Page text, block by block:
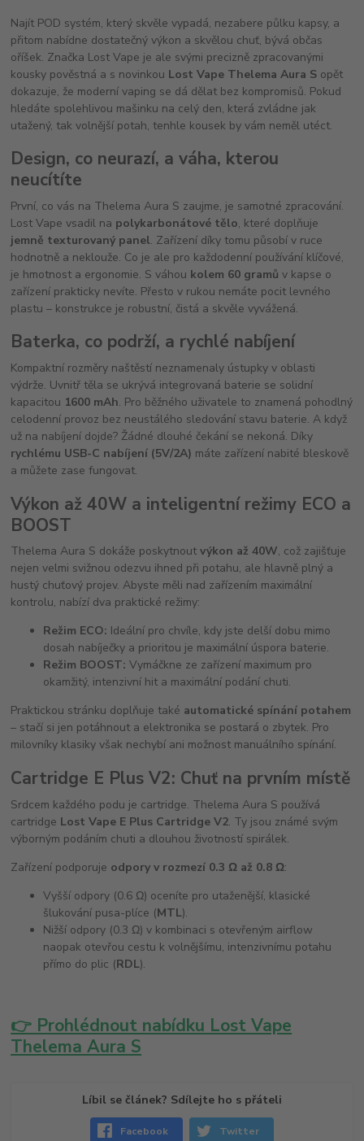
Najít POD systém, který skvěle vypadá, nezabere půlku kapsy, a
přitom nabídne dostatečný výkon a skvělou chuť, bývá občas
oříšek. Značka Lost Vape je ale svými precizně zpracovanými
kousky pověstná a s novinkou Lost Vape Thelema Aura S opět
dokazuje, že moderní vaping se dá dělat bez kompromisů. Pokud
hledáte spolehlivou mašinku na celý den, která zvládne jak
utažený, tak volnější potah, tenhle kousek by vám neměl utéct.
Design, co neurazí, a váha, kterou
neucítíte
První, co vás na Thelema Aura S zaujme, je samotné zpracování.
Lost Vape vsadil na polykarbonátové tělo, které doplňuje
jemně texturovaný panel. Zařízení díky tomu působí v ruce
hodnotně a neklouže. Co je ale pro každodenní používání klíčové,
je hmotnost a ergonomie. S váhou kolem 60 gramů v kapse o
zařízení prakticky nevíte. Přesto v rukou nemáte pocit levného
plastu – konstrukce je robustní, čistá a skvěle vyvážená.
Baterka, co podrží, a rychlé nabíjení
Kompaktní rozměry naštěstí neznamenaly ústupky v oblasti
výdrže. Uvnitř těla se ukrývá integrovaná baterie se solidní
kapacitou 1600 mAh. Pro běžného uživatele to znamená pohodlný
celodenní provoz bez neustálého sledování stavu baterie. A když
už na nabíjení dojde? Žádné dlouhé čekání se nekoná. Díky
rychlému USB-C nabíjení (5V/2A) máte zařízení nabité bleskově
a můžete zase fungovat.
Výkon až 40W a inteligentní režimy ECO a
BOOST
Thelema Aura S dokáže poskytnoutvýkon až 40W, což zajišťuje
nejen velmi svižnou odezvu ihned při potahu, ale hlavně plný a
hustý chuťový projev. Abyste měli nad zařízením maximální
kontrolu, nabízí dva praktické režimy:
Režim ECO: Ideální pro chvíle, kdy jste delší dobu mimo
dosah nabíječky a prioritou je maximální úspora baterie.
Režim BOOST: Vymáčkne ze zařízení maximum pro
okamžitý, intenzivní hit a maximální podání chuti.
Praktickou stránku doplňuje také automatické spínání potahem
– stačí si jen potáhnout a elektronika se postará o zbytek. Pro
milovníky klasiky však nechybí ani možnost manuálního spínání.
Cartridge E Plus V2: Chuť na prvním místě
Srdcem každého podu je cartridge. Thelema Aura S používá
cartridge Lost Vape E Plus Cartridge V2. Ty jsou známé svým
výborným podáním chuti a dlouhou životností spirálek.
Zařízení podporuje odpory v rozmezí 0.3 Ω až 0.8 Ω:
Vyšší odpory (0.6 Ω) oceníte pro utaženější, klasické
šlukování pusa-plíce (MTL).
Nižší odpory (0.3 Ω) v kombinaci s otevřeným airflow
naopak otevřou cestu k volnějšímu, intenzivnímu potahu
přímo do plic (RDL).
👉 Prohlédnout nabídku Lost Vape
Thelema Aura S
Líbil se článek? Sdílejte ho s přáteli
Facebook Twitter